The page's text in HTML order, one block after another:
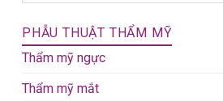
PHẪU THUẬT THẨM MỸ
Thẩm mỹ ngực
Thẩm mỹ mắt